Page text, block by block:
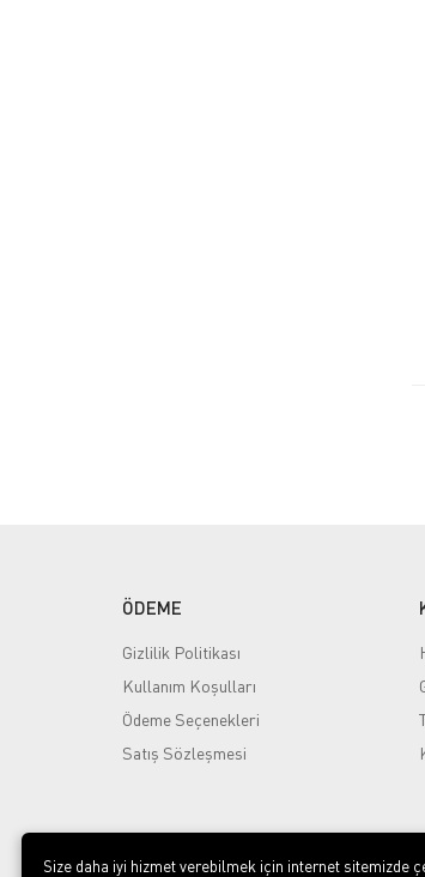
ÖDEME
Gizlilik Politikası
Kullanım Koşulları
Ödeme Seçenekleri
Satış Sözleşmesi
Size daha iyi hizmet verebilmek için internet sitemizde